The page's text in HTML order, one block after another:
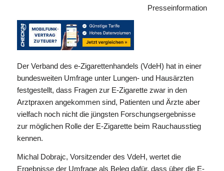
Presseinformation
Der Verband des e-Zigarettenhandels (VdeH) hat in einer
bundesweiten Umfrage unter Lungen- und Hausärzten
festgestellt, dass Fragen zur E-Zigarette zwar in den
Arztpraxen angekommen sind, Patienten und Ärzte aber
vielfach noch nicht die jüngsten Forschungsergebnisse
zur möglichen Rolle der E-Zigarette beim Rauchausstieg
kennen.
Michal Dobrajc, Vorsitzender des VdeH, wertet die
Ergebnisse der Umfrage als Beleg dafür, dass über die E-